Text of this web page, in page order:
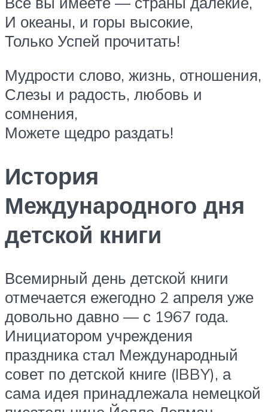
И океаны, и горы высокие,
Только Успей прочитать!
Мудрости слово, жизнь, отношения,
Слезы и радость, любовь и
сомнения,
Можете щедро раздать!
История
Международного дня
детской книги
Всемирный день детской книги
отмечается ежегодно 2 апреля уже
довольно давно — с 1967 года.
Инициатором учреждения
праздника стал Международный
совет по детской книге (IBBY), а
сама идея принадлежала немецкой